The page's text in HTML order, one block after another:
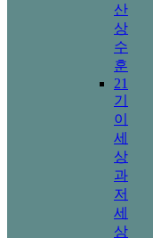
산
상
수
훈
21
기
이
세
상
과
저
세
상